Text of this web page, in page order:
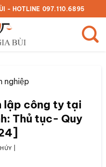
- HOTLINE 097.110.6895
nghiệp
lập công ty tại
Thủ tục- Quy